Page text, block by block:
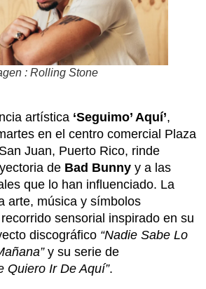
: Rolling Stone
artística ‘Seguimo’ Aquí’,
en el centro comercial Plaza
Juan, Puerto Rico, rinde
de Bad Bunny y a las
que lo han influenciado. La
arte, música y símbolos
sensorial inspirado en su
discográfico “Nadie Sabe Lo
y su serie de
Quiero Ir De Aquí”.